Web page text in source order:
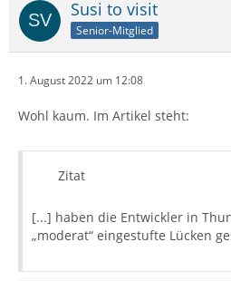
Susi to visit
Senior-Mitglied
1. August 2022 um 12:08
Wohl kaum. Im Artikel steht:
Zitat
[...] haben die Entwickler in
„moderat“ eingestufte Lücken